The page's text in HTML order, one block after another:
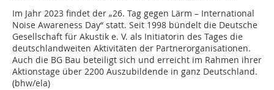
Im Jahr 2023 findet der „26. Tag gegen Lärm – International
Noise Awareness Day“ statt. Seit 1998 bündelt die Deutsche
Gesellschaft für Akustik e. V. als Initiatorin des Tages die
deutschlandweiten Aktivitäten der Partnerorganisationen.
Auch die BG Bau beteiligt sich und erreicht im Rahmen ihrer
Aktionstage über 2200 Auszubildende in ganz Deutschland.
(bhw/ela)